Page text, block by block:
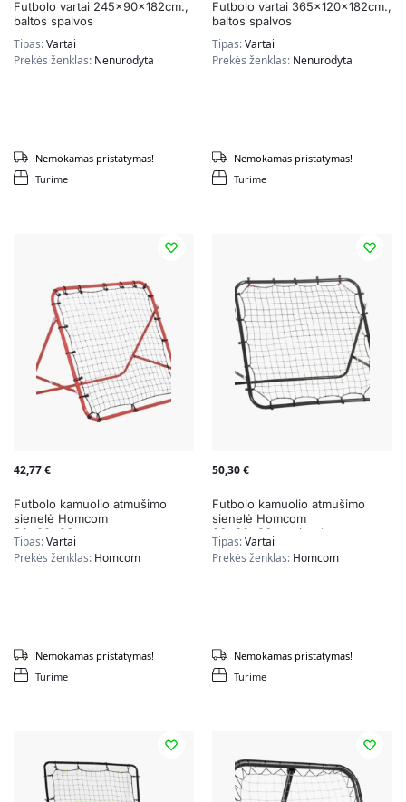
Futbolo vartai 245x90x182cm.,
baltos spalvos
Tipas:Vartai
Prekės ženklas: Nenurodyta
Turime
Nemokamas pristatymas!
Futbolo vartai 365x120x182cm.,
baltos spalvos
Tipas:Vartai
Prekės ženklas: Nenurodyta
Turime
Nemokamas pristatymas!
42,77€
Futbolo kamuolio atmušimo
sienelė Homcom
96x80x96cm.,
raudonos/juodos spalvos
Tipas:Vartai
Prekės ženklas: Homcom
Turime
Nemokamas pristatymas!
50,30€
Futbolo kamuolio atmušimo
sienelė Homcom
96x80x96cm., juodos spalvos
Tipas:Vartai
Prekės ženklas: Homcom
Turime
Nemokamas pristatymas!